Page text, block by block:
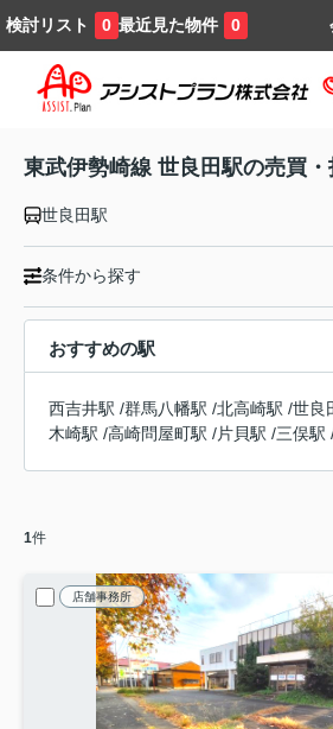
検討リスト 0 最近見た物件 0
東武伊勢崎線 世良田駅の売買
世良田駅
条件から探す
おすすめの駅
西吉井駅 /群馬八幡駅 /北高崎駅 /世良
木崎駅 /高崎問屋町駅 /片貝駅 /三俣駅
1件
店舗事務所